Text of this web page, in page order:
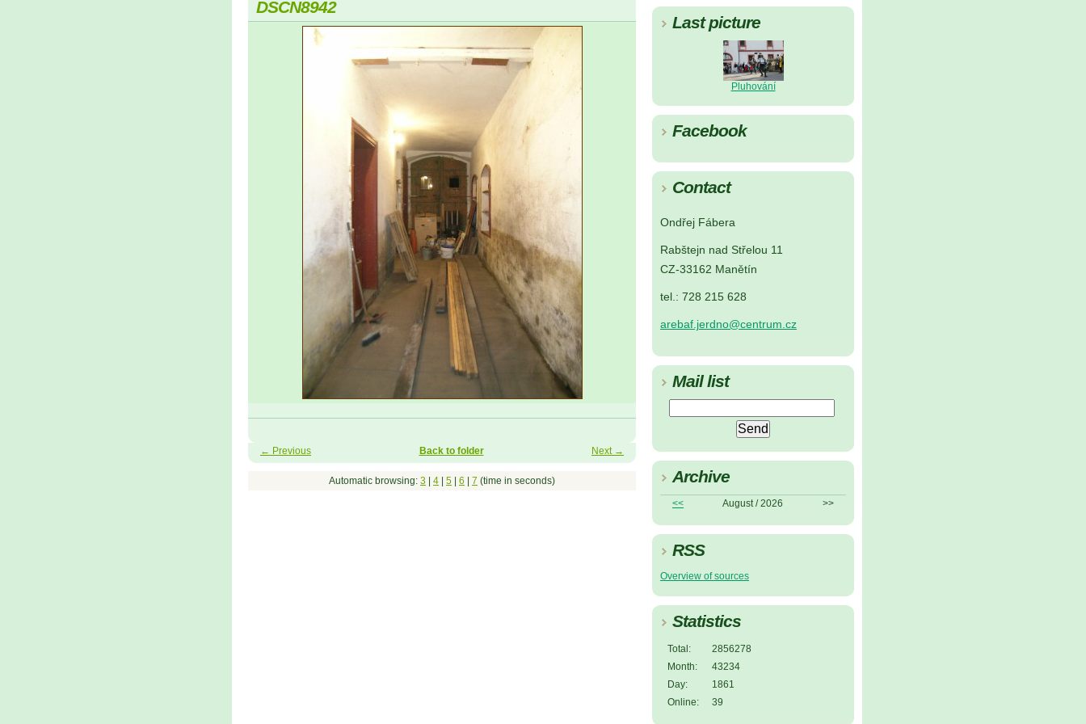
Last picture
Pluhování
Facebook
Contact
Ondřej Fábera
Rabštejn nad Střelou 11
CZ-33162 Manětín
tel.: 728 215 628
arebaf.jerdno@centrum.cz
Mail list
Archive
<< August / 2026 >>
RSS
Overview of sources
Statistics
Online: 39
Total:
2856278
Month:
43234
Day:
1861
DSCN8942
← Previous Next →
Back to folder
Automatic browsing: 3 4 5 6 7 (time in seconds)